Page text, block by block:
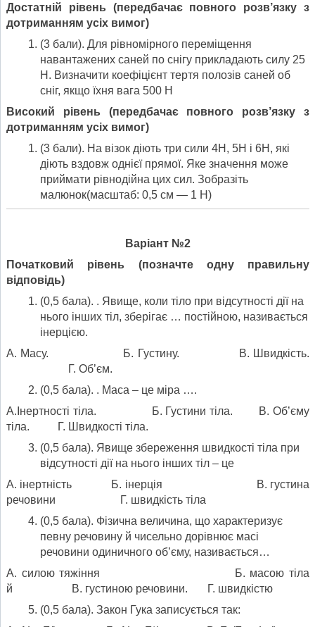
Достатній рівень (передбачає повного розв’язку з
дотриманням усіх вимог)
(3 бали). Для рівномірного переміщення
навантажених саней по снігу прикладають силу 25
Н. Визначити коефіцієнт тертя полозів саней об
сніг, якщо їхня вага 500 Н
Високий рівень (передбачає повного розв’язку з
дотриманням усіх вимог)
(3 бали). На візок діють три сили 4Н, 5Н і 6Н, які
діють вздовж однієї прямої. Яке значення може
приймати рівнодійна цих сил. Зобразіть
малюнок(масштаб: 0,5 см — 1 Н)
Варіант №2
Початковий рівень (позначте одну правильну
відповідь)
(0,5 бала). . Явище, коли тіло при відсутності дії на
нього інших тіл, зберігає … постійною, називається
інерцією.
А. Масу. Б. Густину. В. Швидкість.
Г. Об’єм.
(0,5 бала). . Маса – це міра ….
А.Інертності тіла. Б. Густини тіла. В. Об’єму
тіла. Г. Швидкості тіла.
(0,5 бала). Явище збереження швидкості тіла при
відсутності дії на нього інших тіл – це
А. інертність Б. інерція В. густина
речовини Г. швидкість тіла
(0,5 бала). Фізична величина, що характеризує
певну речовину й чисельно дорівнює масі
речовини одиничного об’єму, називається…
А. силою тяжіння Б. масою тіла
й В. густиною речовини. Г. швидкістю
(0,5 бала). Закон Гука записується так: